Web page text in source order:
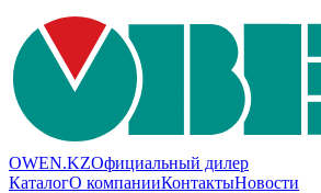
OWEN.KZОфициальный дилер
КаталогО компанииКонтактыНовости